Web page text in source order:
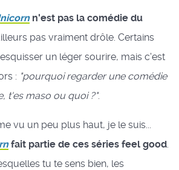
n'est pas la comédie du
pas vraiment drôle. Certains
un léger sourire, mais c'est
: "pourquoi regarder une comédie
t'es maso ou quoi ?".
vu un peu plus haut, je le suis...
fait partie de ces séries feel good.
tu te sens bien, les